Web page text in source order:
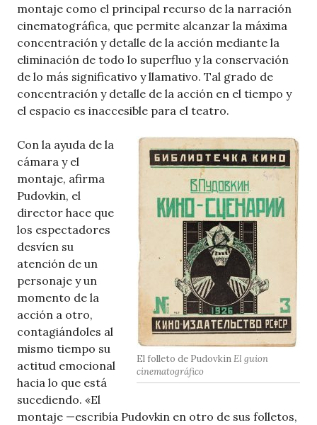
montaje como el principal recurso de la narración
cinematográfica, que permite alcanzar la máxima
concentración y detalle de la acción mediante la
eliminación de todo lo superfluo y la conservación
de lo más significativo y llamativo. Tal grado de
concentración y detalle de la acción en el tiempo y
el espacio es inaccesible para el teatro.
El folleto de PudovkinEl guion
cinematográfico
Con la ayuda de la
cámara y el
montaje, afirma
Pudovkin, el
director hace que
los espectadores
desvíen su
atención de un
personaje y un
momento de la
acción a otro,
contagiándoles al
mismo tiempo su
actitud emocional
hacia lo que está
sucediendo. «El
montaje —escribía Pudovkin en otro de sus folletos,